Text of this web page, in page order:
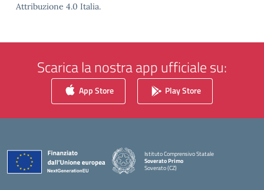
Attribuzione 4.0 Italia.
Scarica la nostra app ufficiale su:
App Store Play Store
Istituto Comprensivo Statale
Soverato Primo
Soverato (CZ)